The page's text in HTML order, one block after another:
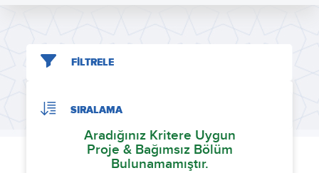
FİLTRELE
SIRALAMA
Aradığınız Kritere Uygun
Proje & Bağımsız Bölüm
Bulunamamıştır.